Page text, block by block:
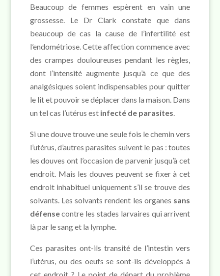
Beaucoup de femmes espèrent en vain une
grossesse. Le Dr Clark constate que dans
beaucoup de cas la cause de l’infertilité est
l’endométriose. Cette affection commence avec
des crampes douloureuses pendant les règles,
dont l’intensité augmente jusqu’à ce que des
analgésiques soient indispensables pour quitter
le lit et pouvoir se déplacer dans la maison. Dans
un tel cas l’utérus est infecté de parasites
Si une douve trouve une seule fois le chemin vers
l’utérus, d’autres parasites suivent le pas : toutes
les douves ont l’occasion de parvenir jusqu’à cet
endroit. Mais les douves peuvent se fixer à cet
endroit inhabituel uniquement s’il se trouve des
solvants. Les solvants rendent les organes sans
défensecontre les stades larvaires qui arrivent
là par le sang et la lymphe.
Ces parasites ont-ils transité de l’intestin vers
l’utérus, ou des oeufs se sont-ils développés à